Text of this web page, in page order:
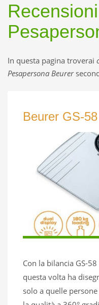
In questa pagina troverai
Pesapersona Beurer
Beurer GS-58
Con la bilancia GS-
questa volta ha
solo a quelle